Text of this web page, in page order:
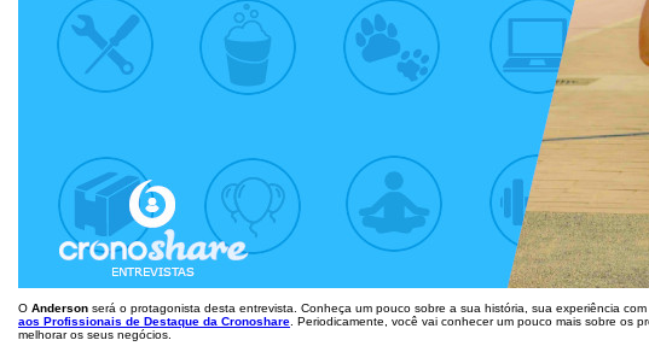
O Anderson será o protagonista desta entrevista. Conheça um pouco sobre a sua história, sua experiência
aos Profissionais de Destaque da Cronoshare . Periodicamente, você vai conhecer um pouco mais sobre os
melhorar os seus negócios.